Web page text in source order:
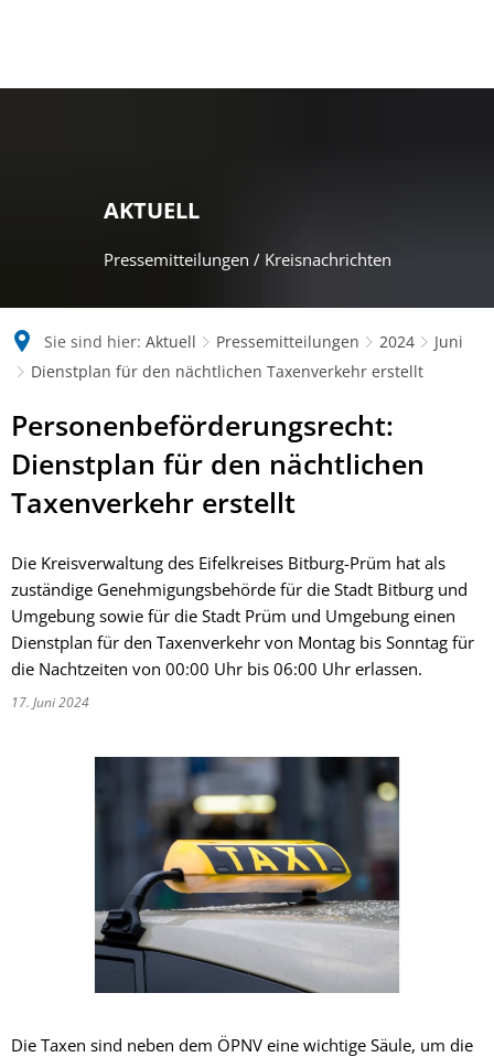
AKTUELL
Pressemitteilungen / Kreisnachrichten
Sie sind hier: Aktuell Pressemitteilungen 2024
Juni
Dienstplan für den nächtlichen Taxenverkehr erstellt
Personenbeförderungsrecht:
Dienstplan für den nächtlichen
Taxenverkehr erstellt
Die Kreisverwaltung des Eifelkreises Bitburg-Prüm hat als
zuständige Genehmigungsbehörde für die Stadt Bitburg und
Umgebung sowie für die Stadt Prüm und Umgebung einen
Dienstplan für den Taxenverkehr von Montag bis Sonntag für
die Nachtzeiten von 00:00 Uhr bis 06:00 Uhr erlassen.
17. Juni 2024
Die Taxen sind neben dem ÖPNV eine wichtige Säule, um die